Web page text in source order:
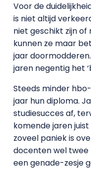
Voor de
is niet altijd
niet geschikt zijn of
kunnen ze maar
jaar
jaren negentig het
Steeds minder
jaar hun diploma.
studiesucces af,
komende jaren
zoveel paniek is
docenten wel twee
een genade-zesje